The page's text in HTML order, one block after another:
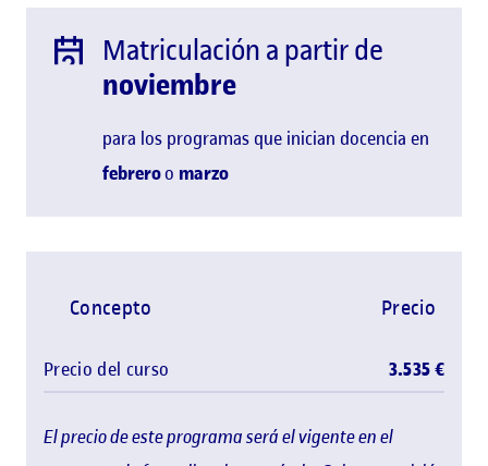
Matriculación a partir de
noviembre
para los programas que inician docencia en
febreroo marzo
El precio de este programa será el vigente en el
Concepto Precio
Precio del curso 3.535 €